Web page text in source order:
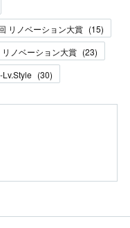
リノベーション大賞 (15)
リノベーション大賞 (23)
Lv.Style (30)